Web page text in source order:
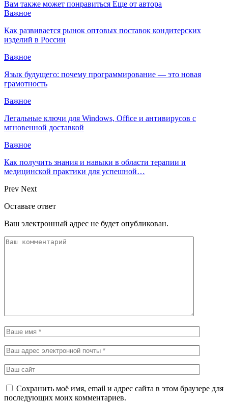
Вам также может понравиться Еще от автора
Важное
Как развивается рынок оптовых поставок кондитерских
изделий в России
Важное
Язык будущего: почему программирование — это новая
грамотность
Важное
Легальные ключи для Windows, Office и антивирусов с
мгновенной доставкой
Важное
Как получить знания и навыки в области терапии и
медицинской практики для успешной…
Prev Next
Оставьте ответ
Ваш электронный адрес не будет опубликован.
Сохранить моё имя, email и адрес сайта в этом браузере для
последующих моих комментариев.